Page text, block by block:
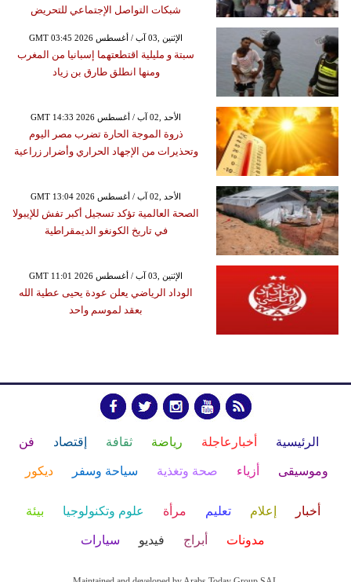
شبكات التواصل الإجتماعي للتحريض
GMT 03:45 2026 الإثنين ,03 آب / أغسطس
سبتة و مليلية اقتطعتهما إسبانيا من المغرب
ومنها انطلق طارق بن زياد
GMT 14:33 2026 الأحد ,02 آب / أغسطس
ذروة الموجة الحارة تضرب مصر اليوم
وتحذيرات من الإجهاد الحراري وأضرار زراعية
GMT 13:04 2026 الأحد ,02 آب / أغسطس
الصحة العالمية تؤكد تسجيل أكبر تفش للإيبولا
في تاريخ الكونغو الديمقراطية
GMT 11:01 2026 الإثنين ,03 آب / أغسطس
الوداد الرياضي يعلن عودة يحيى عطية الله
بعقد لموسم واحد
الرئيسية أخبارعاجلة رياضة ثقافة إقتصاد فن
وموسيقى أزياء صحة وتغذية سياحة وسفر ديكور
أخبار إعلام تعليم مرأة علوم وتكنولوجيا بيئة
مدونات أبراج فيديو سيارات